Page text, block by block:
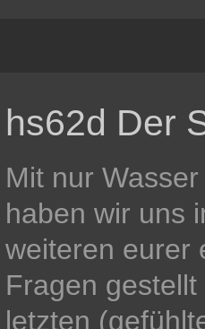
hs62d Der
Mit nur
haben wir uns
weiteren eurer
Fragen
letzten